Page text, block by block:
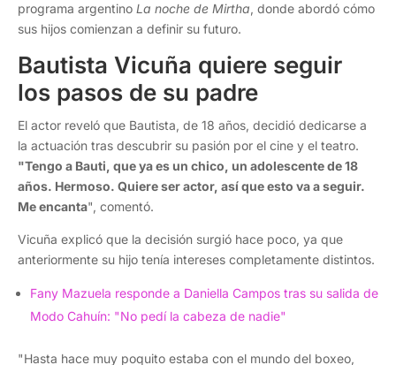
programa argentino La noche de Mirtha, donde abordó cómo
sus hijos comienzan a definir su futuro.
Bautista Vicuña quiere seguir
los pasos de su padre
El actor reveló que Bautista, de 18 años, decidió dedicarse a
la actuación tras descubrir su pasión por el cine y el teatro.
"Tengo a Bauti, que ya es un chico, un adolescente de 18
años. Hermoso. Quiere ser actor, así que esto va a seguir.
Me encanta", comentó.
Vicuña explicó que la decisión surgió hace poco, ya que
anteriormente su hijo tenía intereses completamente distintos.
Fany Mazuela responde a Daniella Campos tras su salida de
Modo Cahuín: "No pedí la cabeza de nadie"
"Hasta hace muy poquito estaba con el mundo del boxeo,